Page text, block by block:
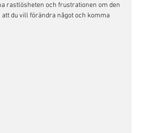
rastlösheten och frustrationen om den
du vill förändra något och komma